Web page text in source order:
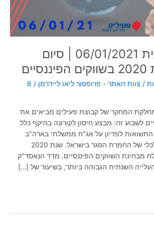
סקירה שבועית 06/01/2021 | סיום
/ צוות האתר - פרופסור ליאו ליידרמן /
6
ומחלקת המחקר של קבוצת פעילים מביאים את
לשבוע זה: מבצע חיסון לקורונה בהיקף כלל
התשואות לפדיון על אג"ח ממשלתי בארה"ב
וגרמניה, והמחיר הכלכלי של החמרת הסגר בישראל. שנת 2020
מבחינת השווקים הפיננסיים. מדד הנאסד"ק
השנתית הגבוהה ביותר, בשיעור של […]